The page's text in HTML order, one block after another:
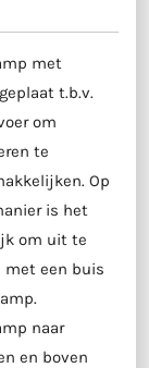
met
t.b.v.
om
te
Op
is het
om uit te
met een buis
naar
en boven